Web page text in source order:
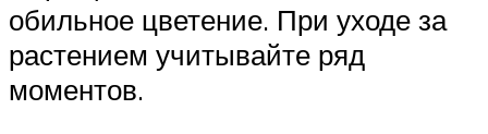
обильное цветение. При уходе за
растением учитывайте ряд
моментов.